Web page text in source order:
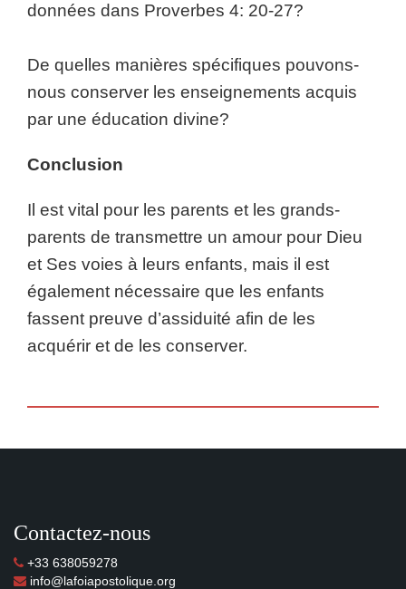
données dans Proverbes 4: 20-27?
De quelles manières spécifiques pouvons-
nous conserver les enseignements acquis
par une éducation divine?
Conclusion
Il est vital pour les parents et les grands-
parents de transmettre un amour pour Dieu
et Ses voies à leurs enfants, mais il est
également nécessaire que les enfants
fassent preuve d’assiduité afin de les
acquérir et de les conserver.
Contactez-nous
+33 638059278
info@lafoiapostolique.org